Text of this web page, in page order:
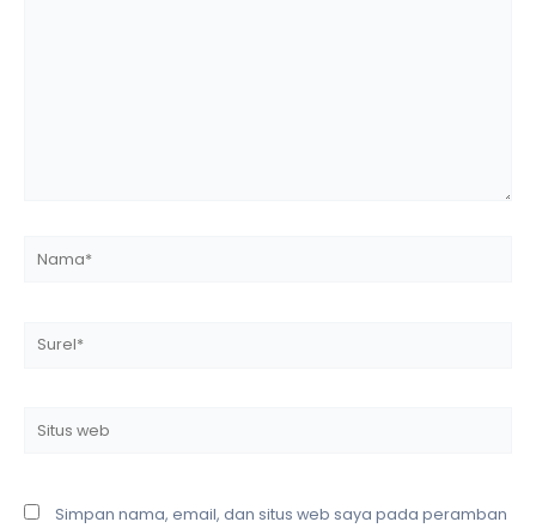
Surel*
Simpan nama, email, dan situs web saya pada peramban